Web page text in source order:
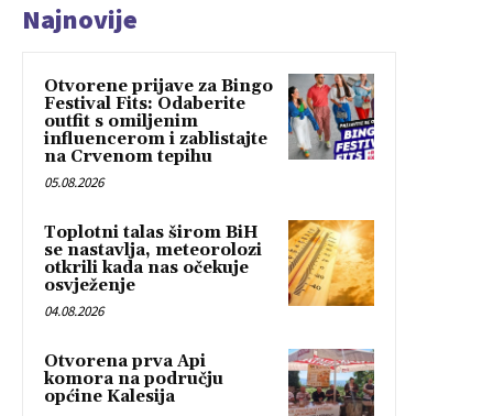
Najnovije
Otvorene prijave za Bingo
Festival Fits: Odaberite
outfit s omiljenim
influencerom i zablistajte
na Crvenom tepihu
05.08.2026
Toplotni talas širom BiH
se nastavlja, meteorolozi
otkrili kada nas očekuje
osvježenje
04.08.2026
Otvorena prva Api
komora na području
općine Kalesija